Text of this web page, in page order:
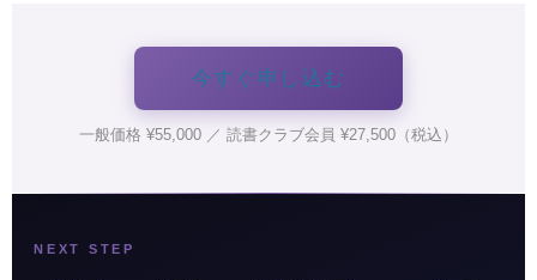
今すぐ申し込む
一般価格 ¥55,000 ／ 読書クラブ会員 ¥27,500（税込）
NEXT STEP